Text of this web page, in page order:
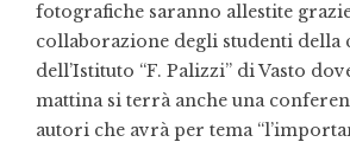
fotografiche saranno allestite
collaborazione degli studenti della
dell’Istituto “F. Palizzi” di Vasto
mattina si terrà anche una
autori che avrà per tema